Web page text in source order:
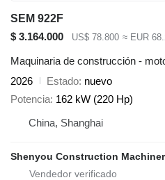
SEM 922F
$ 3.164.000
US$ 78.800 ≈ EUR
Maquinaria de construcción -
2026
Estado nuevo
Potencia 162 kW (220 Hp)
China, Shanghai
Shenyou Construction